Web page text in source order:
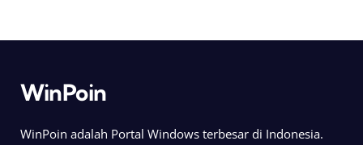
WinPoin
WinPoin adalah Portal Windows terbesar di Indonesia.